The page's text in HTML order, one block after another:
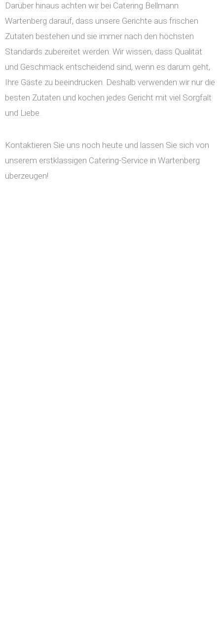
Darüber hinaus achten wir bei Catering Bellmann
Wartenberg darauf, dass unsere Gerichte aus frischen
Zutaten bestehen und sie immer nach den höchsten
Standards zubereitet werden. Wir wissen, dass Qualität
und Geschmack entscheidend sind, wenn es darum geht,
Ihre Gäste zu beeindrucken. Deshalb verwenden wir nur die
besten Zutaten und kochen jedes Gericht mit viel Sorgfalt
und Liebe.
Kontaktieren Sie uns noch heute und lassen Sie sich von
unserem erstklassigen Catering-Service in Wartenberg
überzeugen!